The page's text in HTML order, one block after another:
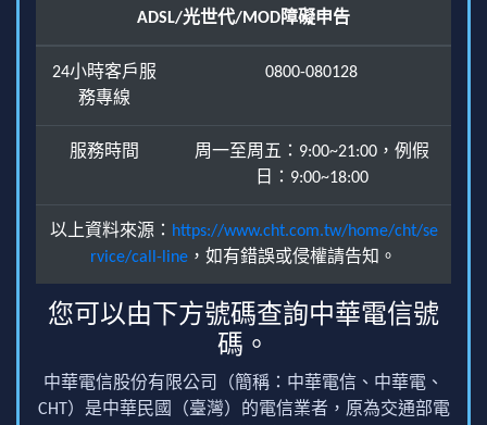
ADSL/光世代/MOD障礙申告
24小時客戶服
務專線
0800-080128
服務時間
周一至周五：9:00~21:00，例假
日：9:00~18:00
以上資料來源： https://www.cht.com.tw/home/cht/se
rvice/call-line ，如有錯誤或侵權請告知。
您可以由下方號碼查詢中華電信號
碼。
中華電信股份有限公司（簡稱：中華電信、中華電、
CHT）是中華民國（臺灣）的電信業者，原為交通部電